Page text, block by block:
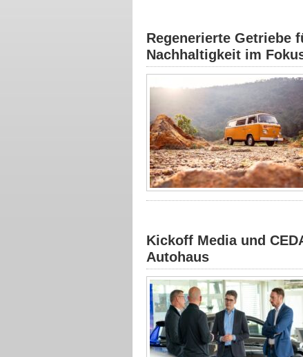
Regenerierte Getriebe
Nachhaltigkeit im
Kickoff Media und
Autohaus